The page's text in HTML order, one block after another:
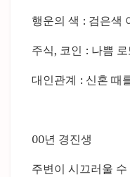
행운의 색 : 검은색
주식, 코인 : 나쁨
대인관계 : 신혼 때
00년 경진생
주변이 시끄러울